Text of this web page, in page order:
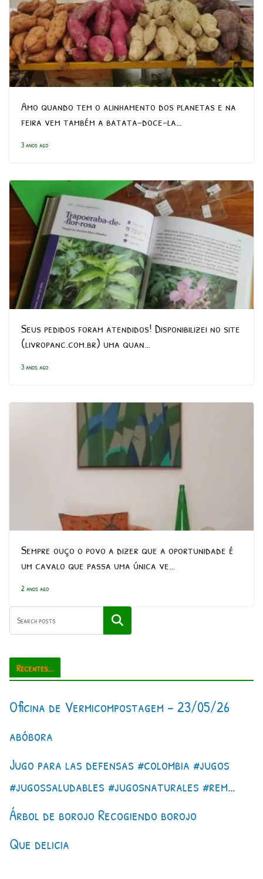
Amo quando tem o alinhamento dos planetas e na
feira vem também a batata-doce-la…
3 anos ago
Seus pedidos foram atendidos! Disponibilizei no site
(livropanc.com.br) uma quan…
3 anos ago
Sempre ouço o povo a dizer que a oportunidade é
um cavalo que passa uma única ve…
2 anos ago
Pesquisar
Recentes...
Oficina de Vermicompostagem – 23/05/26
abóbora
Jugo para las defensas #colombia #jugos
#jugossaludables #jugosnaturales #rem…
Árbol de borojo Recogiendo borojo
Que delicia